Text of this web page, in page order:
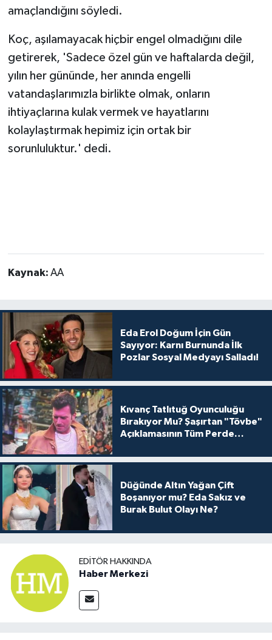
amaçlandığını söyledi.
Koç, aşılamayacak hiçbir engel olmadığını dile
getirerek, 'Sadece özel gün ve haftalarda değil,
yılın her gününde, her anında engelli
vatandaşlarımızla birlikte olmak, onların
ihtiyaçlarına kulak vermek ve hayatlarını
kolaylaştırmak hepimiz için ortak bir
sorunluluktur.' dedi.
Kaynak: AA
Eda Erol Doğum İçin Gün
Sayıyor: Karnı Burnunda İlk
Pozlar Sosyal Medyayı Salladı!
Kıvanç Tatlıtuğ Oyunculuğu
Bırakıyor Mu? Şaşırtan "Tövbe"
Açıklamasının Tüm Perde
Düğünde Altın Yağan Çift
Boşanıyor mu? Eda Sakız ve
Burak Bulut Olayı Ne?
EDITÖR HAKKINDA
Haber Merkezi